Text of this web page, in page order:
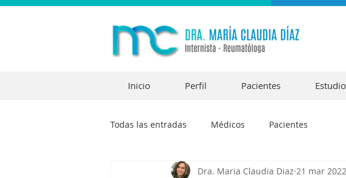
Inicio Perfil Pacientes
Todas las entradas Médicos Pacientes
Dra. Maria Claudia Diaz 21 mar 2022